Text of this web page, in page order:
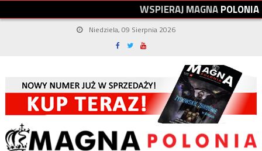
WSPIERAJMAGNAPOLONIA
Niedziela, 09 Sierpnia 2026